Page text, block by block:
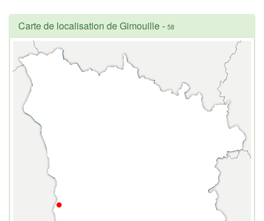
Carte de localisation de Gimouille- 58